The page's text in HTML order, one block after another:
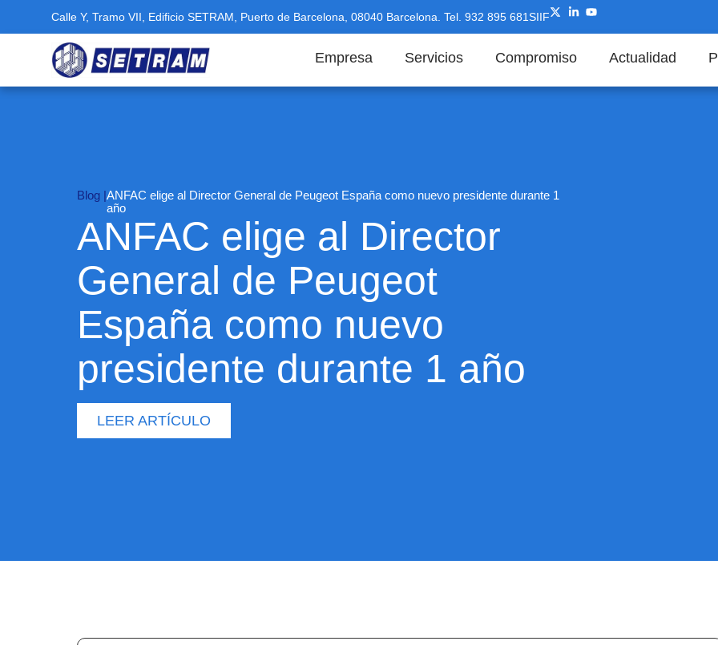
Calle Y, Tramo VII, Edificio SETRAM, Puerto de Barcelona, 08040 Barcelona. Tel. 932 895 681SIIF
Empresa Servicios Compromiso Actualidad
Blog |ANFAC elige al Director General de Peugeot España como nuevo presidente durante 1
año
ANFAC elige al Director
General de Peugeot
España como nuevo
presidente durante 1 año
LEER ARTÍCULO